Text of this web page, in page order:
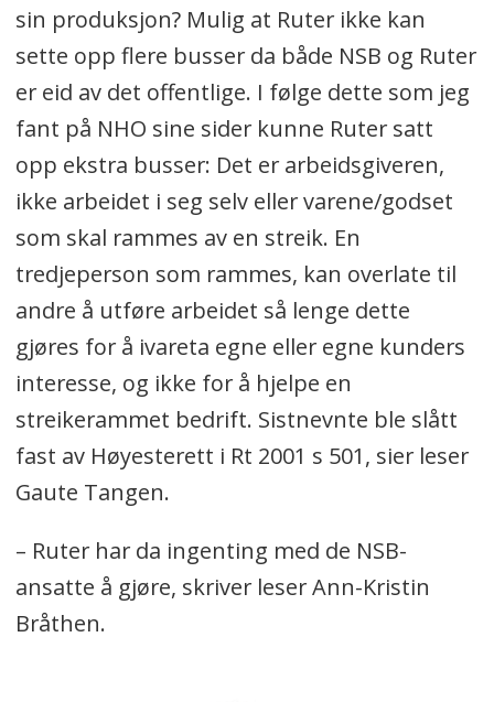
sin produksjon? Mulig at Ruter ikke kan
sette opp flere busser da både NSB og Ruter
er eid av det offentlige. I følge dette som jeg
fant på NHO sine sider kunne Ruter satt
opp ekstra busser: Det er arbeidsgiveren,
ikke arbeidet i seg selv eller varene/godset
som skal rammes av en streik. En
tredjeperson som rammes, kan overlate til
andre å utføre arbeidet så lenge dette
gjøres for å ivareta egne eller egne kunders
interesse, og ikke for å hjelpe en
streikerammet bedrift. Sistnevnte ble slått
fast av Høyesterett i Rt 2001 s 501, sier leser
Gaute Tangen.
– Ruter har da ingenting med de NSB-
ansatte å gjøre, skriver leser Ann-Kristin
Bråthen.